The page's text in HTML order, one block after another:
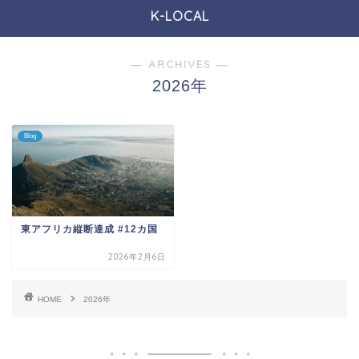
K-LOCAL
― ARCHIVES ―
2026年
Blog
東アフリカ縦断達成 #12カ国
2026年2月6日
HOME 2026年